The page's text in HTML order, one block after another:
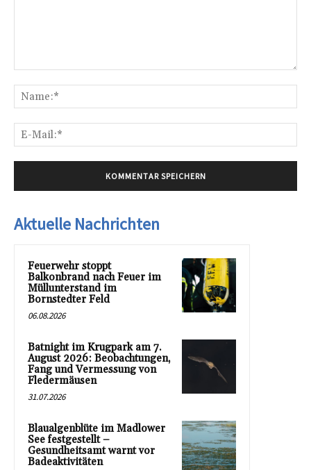
Aktuelle Nachrichten
Feuerwehr stoppt
Balkonbrand nach Feuer im
Müllunterstand im
Bornstedter Feld
06.08.2026
Batnight im Krugpark am 7.
August 2026: Beobachtungen,
Fang und Vermessung von
Fledermäusen
31.07.2026
Blaualgenblüte im Madlower
See festgestellt –
Gesundheitsamt warnt vor
Badeaktivitäten